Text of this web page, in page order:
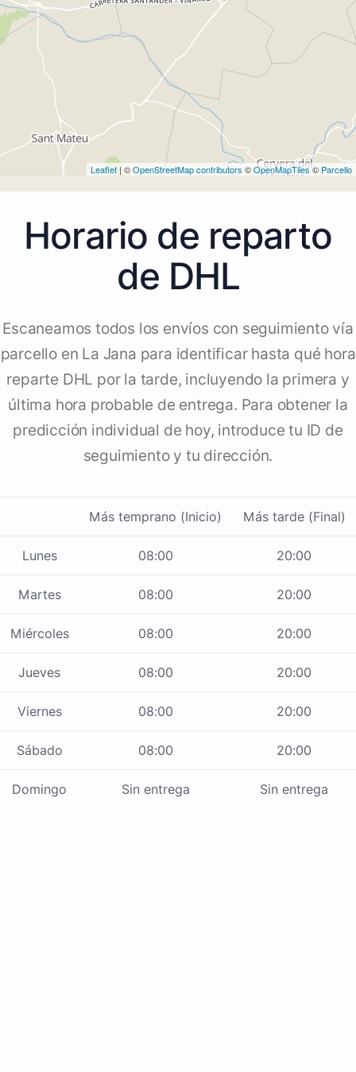
Leaflet | ©OpenStreetMap contributors ©OpenMapTiles© Parcello
Horario de reparto
de DHL
Escaneamos todos los envíos con seguimiento vía
parcello en La Jana para identificar hasta qué hora
reparte DHL por la tarde, incluyendo la primera y
última hora probable de entrega. Para obtener la
predicción individual de hoy, introduce tu ID de
seguimiento y tu dirección.
Más temprano (Inicio) Más tarde (Final)
Lunes 08:00 20:00
Martes 08:00 20:00
Miércoles 08:00 20:00
Jueves 08:00 20:00
Viernes 08:00 20:00
Sábado 08:00 20:00
Domingo Sin entrega Sin entrega